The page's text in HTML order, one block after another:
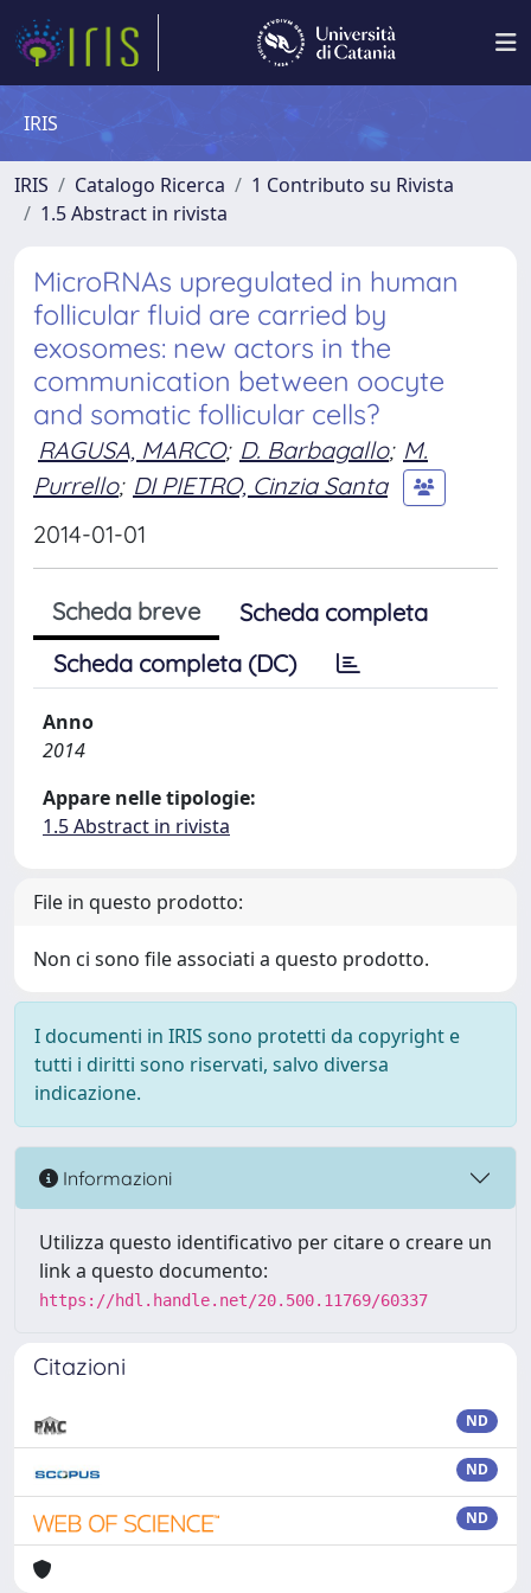
IRIS
IRIS Catalogo Ricerca
1 Contributo su Rivista
1.5 Abstract in rivista
MicroRNAs upregulated in human
follicular fluid are carried by
exosomes: new actors in the
communication between oocyte
and somatic follicular cells?
RAGUSA, MARCO; D. Barbagallo; M.
Purrello; DI PIETRO, Cinzia Santa
2014-01-01
Scheda breve
Scheda completa
Scheda completa (DC)
Anno
2014
Appare nelle tipologie:
1.5 Abstract in rivista
File in questo prodotto:
Non ci sono file associati a questo prodotto.
I documenti in IRIS sono protetti da copyright e
tutti i diritti sono riservati, salvo diversa
indicazione.
Informazioni
Utilizza questo identificativo per citare o creare un
link a questo documento:
https://hdl.handle.net/20.500.11769/60337
Citazioni
ND
ND
ND